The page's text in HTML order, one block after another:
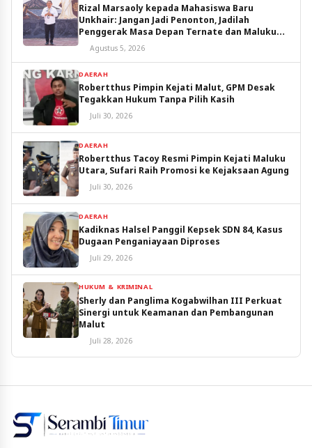
Rizal Marsaoly kepada Mahasiswa Baru
Unkhair: Jangan Jadi Penonton, Jadilah
Penggerak Masa Depan Ternate dan Maluku
Utara
Agustus 5, 2026
DAERAH
Robertthus Pimpin Kejati Malut, GPM Desak
Tegakkan Hukum Tanpa Pilih Kasih
Juli 30, 2026
DAERAH
Robertthus Tacoy Resmi Pimpin Kejati Maluku
Utara, Sufari Raih Promosi ke Kejaksaan Agung
Juli 30, 2026
DAERAH
Kadiknas Halsel Panggil Kepsek SDN 84, Kasus
Dugaan Penganiayaan Diproses
Juli 29, 2026
HUKUM & KRIMINAL
Sherly dan Panglima Kogabwilhan III Perkuat
Sinergi untuk Keamanan dan Pembangunan
Malut
Juli 28, 2026